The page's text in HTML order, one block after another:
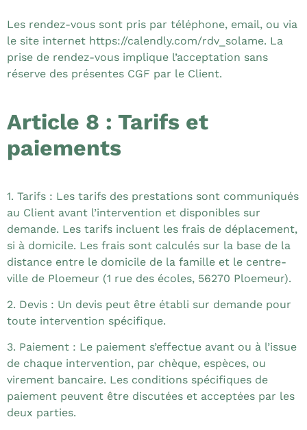
Les rendez-vous sont pris par téléphone, email, ou via
le site internet https://calendly.com/rdv_solame. La
prise de rendez-vous implique l’acceptation sans
réserve des présentes CGF par le Client.
Article 8 : Tarifs et
paiements
1. Tarifs : Les tarifs des prestations sont communiqués
au Client avant l’intervention et disponibles sur
demande. Les tarifs incluent les frais de déplacement,
si à domicile. Les frais sont calculés sur la base de la
distance entre le domicile de la famille et le centre-
ville de Ploemeur (1 rue des écoles, 56270 Ploemeur).
2. Devis : Un devis peut être établi sur demande pour
toute intervention spécifique.
3. Paiement : Le paiement s’effectue avant ou à l’issue
de chaque intervention, par chèque, espèces, ou
virement bancaire. Les conditions spécifiques de
paiement peuvent être discutées et acceptées par les
deux parties.